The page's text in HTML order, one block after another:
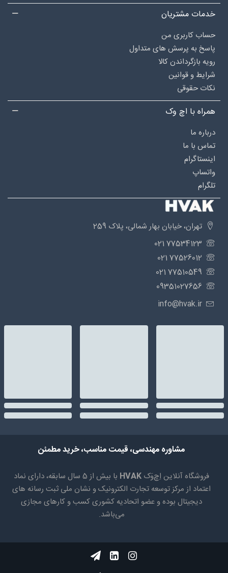
خدمات مشتریان
حساب کاربری من
پاسخ به پرسش های متداول
رویه بازگرداندن کالا
شرایط و قوانین
نکات حقوقی
همراه با اچ وک
درباره‌ ما
تماس با ما
اینستاگرام
واتساپ
تلگرام
تهران، خیابان بهار شمالی، پلاک 259
77534123 021
77526012 021
77510549 021
09351027656
info@hvak.ir
مشاوره مهندسی، قیمت مناسب، خرید مطمئن
فروشگاه آنلاین اِچ‌وَک HVAK
با بیش از 5 سال سابقه، دارای نماد
اعتماد از مرکز توسعه تجارت الکترونیک و نشان ملی ثبت رسانه های
دیجیتال بوده و عضو اتحادیه کشوری کسب و کارهای مجازی
می‌باشد.